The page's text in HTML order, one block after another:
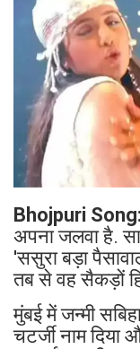
Bhojpuri Song:
अपना जलवा है.
'ससुरा बड़ा
तब से वह सैकड़ों
मुंबई में जन्मी
चटर्जी नाम दिया